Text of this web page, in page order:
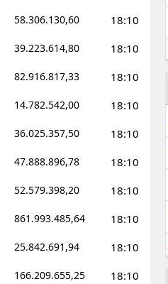
58.306.130,60 18:10
39.223.614,80 18:10
82.916.817,33 18:10
14.782.542,00 18:10
36.025.357,50 18:10
47.888.896,78 18:10
52.579.398,20 18:10
861.993.485,64 18:10
25.842.691,94 18:10
166.209.655,25 18:10